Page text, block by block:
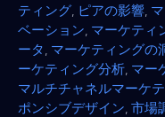
ティング ピアの影響
ベーション マーケティ
ータ マーケティングの
ーケティング分析 マー
マルチチャネルマーケ
ポンシブデザイン 市場